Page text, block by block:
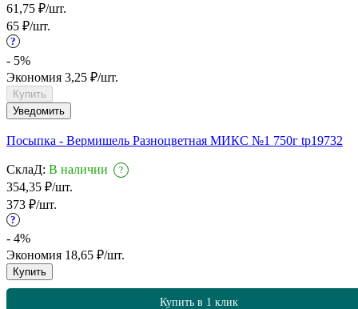
61,75 ₽/шт.
65 ₽/шт.
?
- 5%
Экономия 3,25 ₽/шт.
Купить
Уведомить
Посыпка - Вермишель Разноцветная МИКС №1 750г tp19732
СклаД: В наличии ?
354,35 ₽/шт.
373 ₽/шт.
?
- 4%
Экономия 18,65 ₽/шт.
Купить
Купить в 1 клик